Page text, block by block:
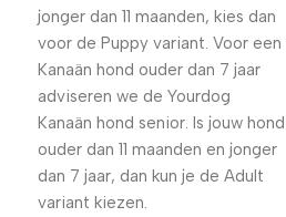
jonger dan 11 maanden, kies dan
voor de Puppy variant. Voor een
Kanaän hond ouder dan 7 jaar
adviseren we de Yourdog
Kanaän hond senior. Is jouw hond
ouder dan 11 maanden en jonger
dan 7 jaar, dan kun je de Adult
variant kiezen.